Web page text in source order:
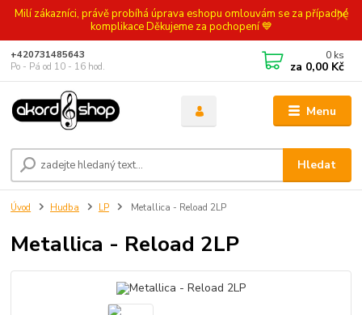
Milí zákazníci, právě probíhá úprava eshopu omlouvám se za případné
komplikace Děkujeme za pochopení 💙
Menu
Hledat
+420731485643
Po - Pá od 10 - 16 hod.
0 ks
za 0,00 Kč
Úvod Hudba LP Metallica - Reload 2LP
Metallica - Reload 2LP